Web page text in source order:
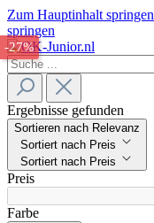
Zum Hauptinhalt springen
springen
Ergebnisse gefunden
Sortieren nach Relevanz
Sortiert nach Preis
Sortiert nach Preis
Preis
Farbe
-27%